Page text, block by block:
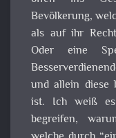
Bevölkerung,
als auf ihr
Oder eine
und allein diese
ist. Ich weiß
begreifen,